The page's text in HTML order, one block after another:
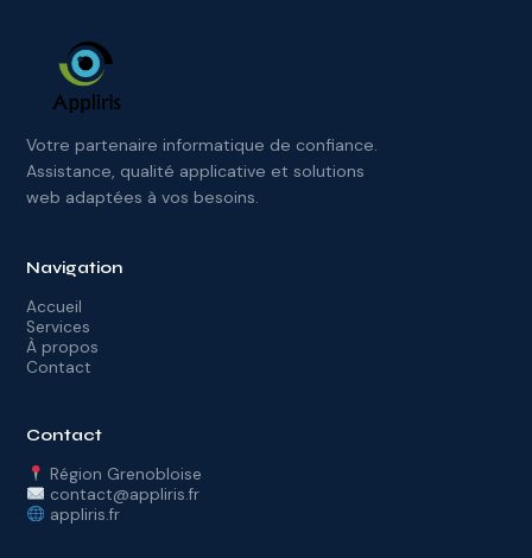
Votre partenaire informatique de confiance.
Assistance, qualité applicative et solutions
web adaptées à vos besoins.
Navigation
Accueil
Services
À propos
Contact
Contact
Région Grenobloise
contact@appliris.fr
appliris.fr